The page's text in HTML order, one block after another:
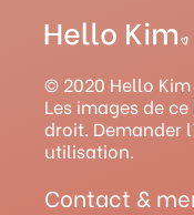
t
a
g
r
a
m
t
u
b
e
© 2020 Hello Kim
Les images de
droit. Demander
utilisation.
Contact &